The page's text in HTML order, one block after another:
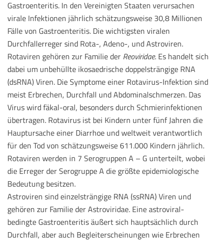
Gastroenteritis. In den Vereinigten Staaten verursachen
virale Infektionen jährlich schätzungsweise 30,8 Millionen
Fälle von Gastroenteritis. Die wichtigsten viralen
Durchfallerreger sind Rota-, Adeno-, und Astroviren.
Rotaviren gehören zur Familie der Reoviridae. Es handelt sich
dabei um unbehüllte ikosaedrische doppelsträngige RNA
(dsRNA) Viren. Die Symptome einer Rotavirus-Infektion sind
meist Erbrechen, Durchfall und Abdominalschmerzen. Das
Virus wird fäkal-oral, besonders durch Schmierinfektionen
übertragen. Rotavirus ist bei Kindern unter fünf Jahren die
Hauptursache einer Diarrhoe und weltweit verantwortlich
für den Tod von schätzungsweise 611.000 Kindern jährlich.
Rotaviren werden in 7 Serogruppen A – G unterteilt, wobei
die Erreger der Serogruppe A die größte epidemiologische
Bedeutung besitzen.
Astroviren sind einzelsträngige RNA (ssRNA) Viren und
gehören zur Familie der Astroviridae. Eine astroviral-
bedingte Gastroenteritis äußert sich hauptsächlich durch
Durchfall, aber auch Begleiterscheinungen wie Erbrechen